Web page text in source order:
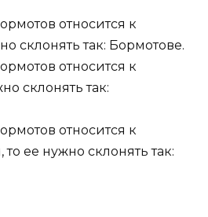
относится к
склонять так: Бормотове.
относится к
склонять так:
относится к
ее нужно склонять так: